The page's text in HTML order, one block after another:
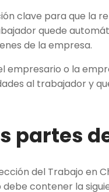
clave para que la
quede
de la empresa.
empresario o la
al trabajador y
partes
del Trabajo en
contener la